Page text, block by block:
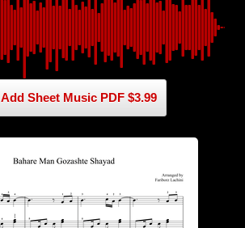
Add Sheet Music PDF $3.99